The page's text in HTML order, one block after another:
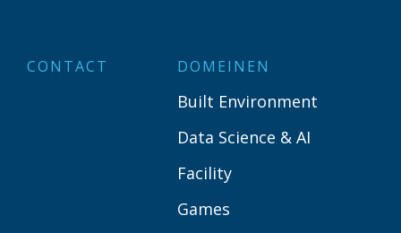
CONTACT DOMEINEN
Built Environment
Data Science & AI
Facility
Games